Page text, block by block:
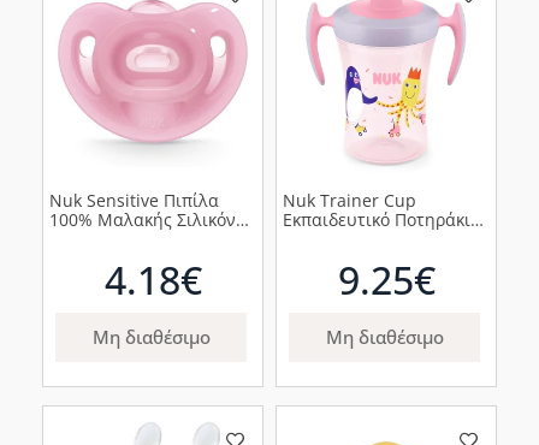
Nuk Sensitive Πιπίλα
100% Μαλακής Σιλικόνης
4.18€
Μη διαθέσιμο
Nuk Trainer Cup
Εκπαιδευτικό Ποτηράκι
9.25€
Μη διαθέσιμο